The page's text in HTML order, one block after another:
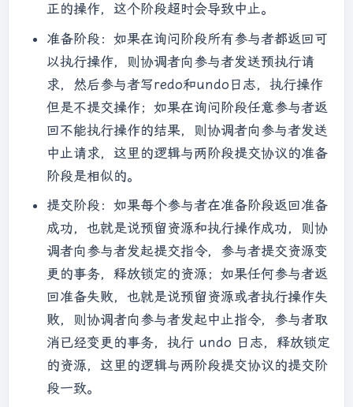
正的操作，这个阶段超时会导致中止。
准备阶段：如果在询问阶段所有参与者都返回可
以执行操作，则协调者向参与者发送预执行请
求，然后参与者写redo和undo日志，执行操作
但是不提交操作；如果在询问阶段任意参与者返
回不能执行操作的结果，则协调者向参与者发送
中止请求，这里的逻辑与两阶段提交协议的准备
阶段是相似的。
提交阶段：如果每个参与者在准备阶段返回准备
成功，也就是说预留资源和执行操作成功，则协
调者向参与者发起提交指令，参与者提交资源变
更的事务，释放锁定的资源；如果任何参与者返
回准备失败，也就是说预留资源或者执行操作失
败，则协调者向参与者发起中止指令，参与者取
消已经变更的事务，执行 undo 日志，释放锁定
的资源，这里的逻辑与两阶段提交协议的提交阶
段一致。